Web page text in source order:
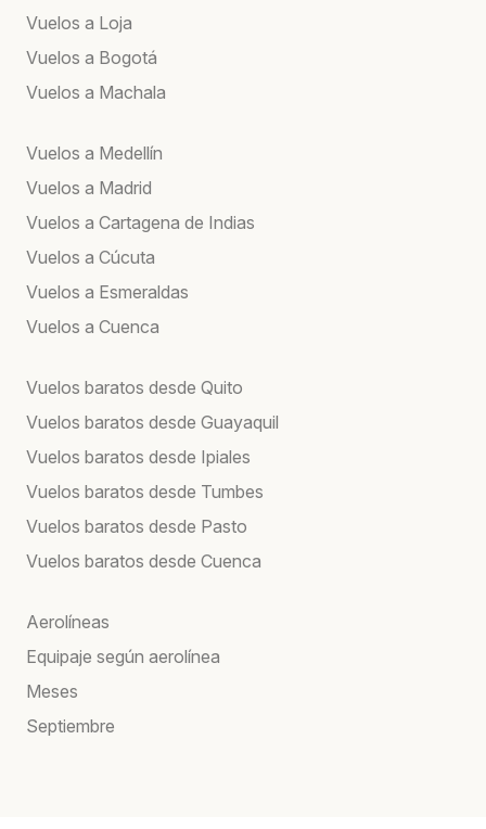
Vuelos a Loja
Vuelos a Bogotá
Vuelos a Machala
Vuelos a Medellín
Vuelos a Madrid
Vuelos a Cartagena de Indias
Vuelos a Cúcuta
Vuelos a Esmeraldas
Vuelos a Cuenca
Vuelos baratos desde Quito
Vuelos baratos desde Guayaquil
Vuelos baratos desde Ipiales
Vuelos baratos desde Tumbes
Vuelos baratos desde Pasto
Vuelos baratos desde Cuenca
Aerolíneas
Equipaje según aerolínea
Meses
Septiembre